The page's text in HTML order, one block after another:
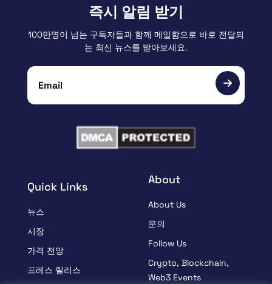
Quick Links
뉴스
시장
가격 전망
프레스 릴리스
About
About Us
문의
Follow Us
Crypto, Blockchain,
Web3 Events
즉시 알림 받기
100만명이 넘는 구독자들과 함께 메일함으로 바로 전달되
는 최신 뉴스를 받아보세요.